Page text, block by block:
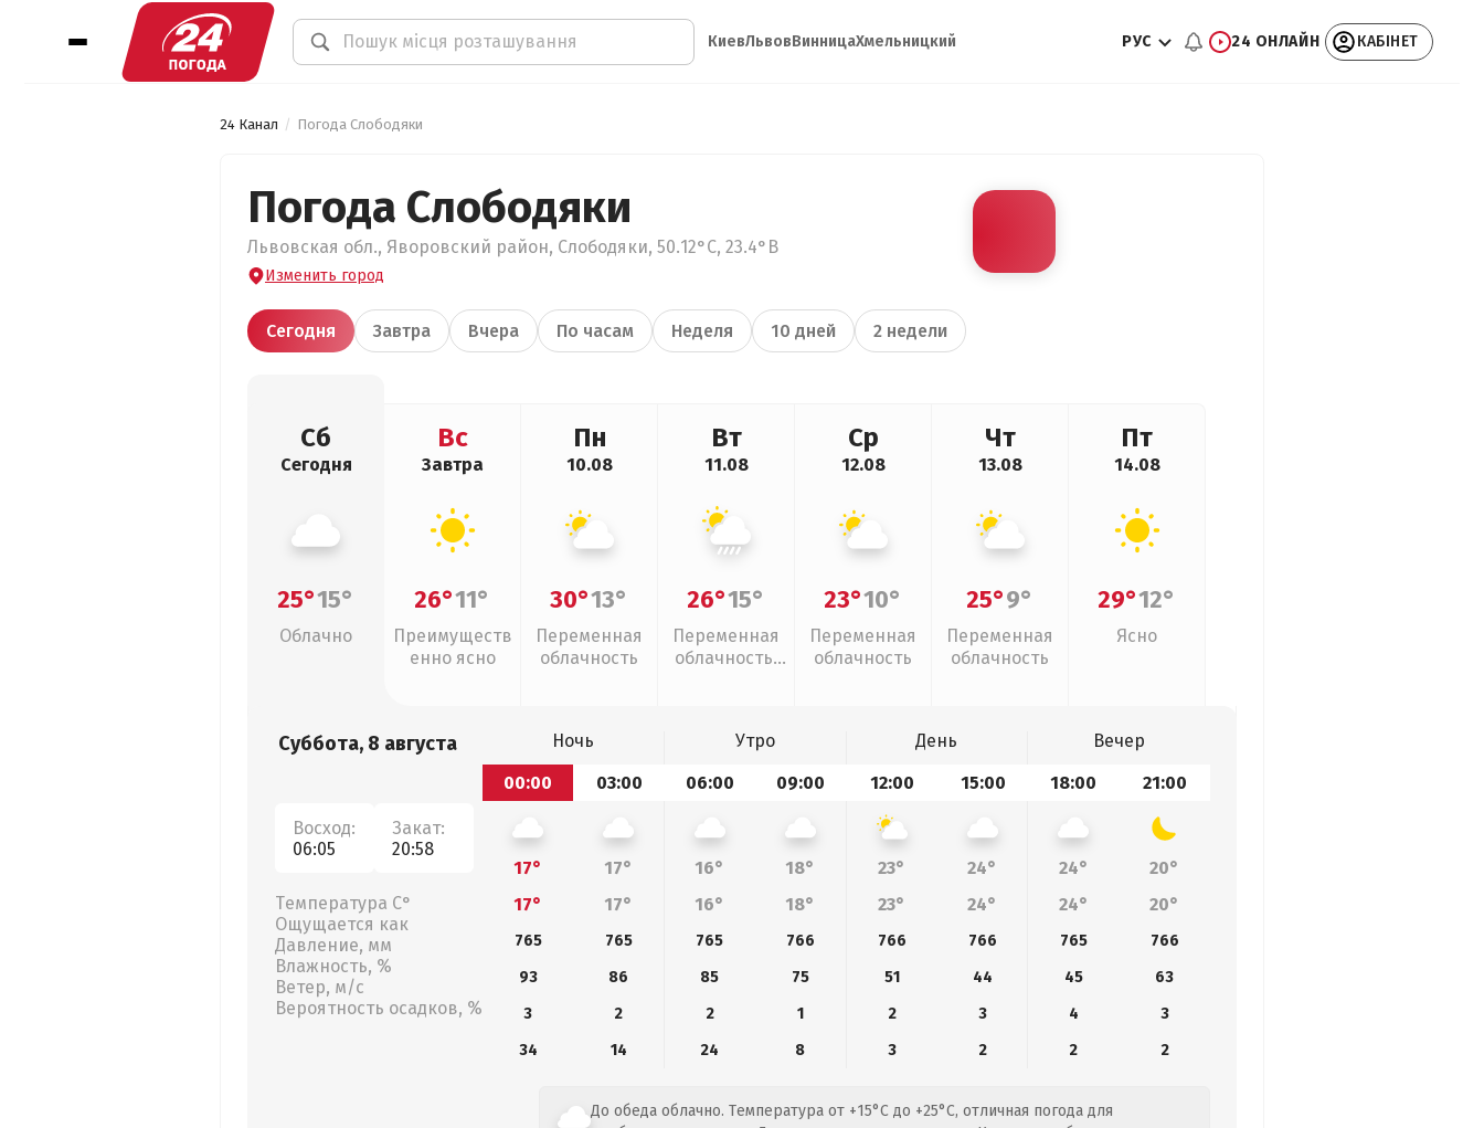
КиевЛьвовВинницаХмельницкий РУС 24 ОНЛАЙН КАБІНЕТ
24 Канал Погода Слободяки
Погода Слободяки
Львовская обл., Яворовский район, Слободяки, 50.12°С, 23.4°В
Изменить город
Сегодня Завтра Вчера По часам Неделя 10 дней 2 недели
Сб
Сегодня
25°15°
Облачно
Вс
Завтра
26°11°
Преимуществ
енно ясно
Пн
10.08
30°13°
Переменная
облачность
Вт
11.08
26°15°
Переменная
облачность,
Ср
12.08
23°10°
Переменная
облачность
Чт
13.08
25°9°
Переменная
облачность
Пт
14.08
29°12°
Ясно
Суббота, 8 августа
Восход:
06:05
Закат:
20:58
Температура С°
Ощущается как
Давление, мм
Влажность, %
Ветер, м/с
Вероятность осадков, %
Ночь Утро День
Вечер
00:00
03:00 06:00 09:00 12:00 15:00 18:00 21:00
17° 17° 16° 18° 23° 24° 24°
20°
17°
17° 16° 18° 23° 24° 24° 20°
765 765 765 766 766 766 765
766
93
86 85 75 51 44 45
63
3
2 2 1 2 3 4
3
34
14 24 8 3 2 2 2
До обеда облачно. Температура от +15°C до +25°C, отличная погода для